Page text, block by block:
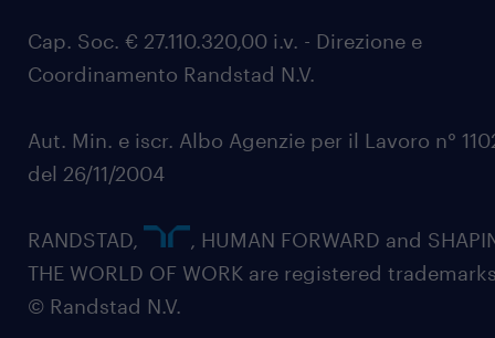
Cap. Soc. € 27.110.320,00 i.v. - Direzione e
Coordinamento Randstad N.V.
Aut. Min. e iscr. Albo Agenzie per il Lavoro n°
del 26/11/2004
RANDSTAD,
, HUMAN FORWARD and
THE WORLD OF WORK are registered
© Randstad N.V.